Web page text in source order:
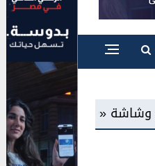
شركة RAKICT تعلن عن شراكة استراتيجية مع MCS لإطلاق محفظة التدريب الرسمية لكاسبرسكي